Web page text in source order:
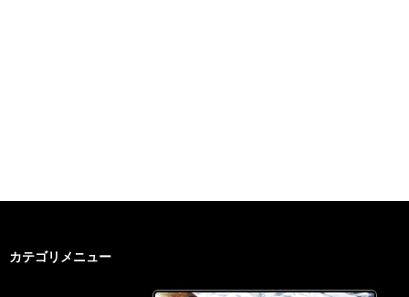
カテゴリメニュー